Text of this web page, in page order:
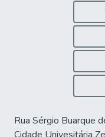
Rua Sérgio Buarque
Cidade Univesitária